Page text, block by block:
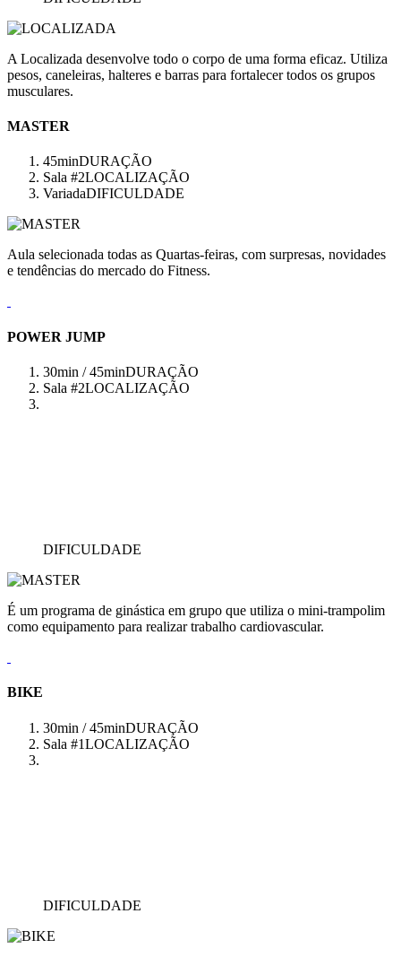
A Localizada desenvolve todo o corpo de uma forma eficaz. Utiliza
pesos, caneleiras, halteres e barras para fortalecer todos os grupos
musculares.
MASTER
45minDURAÇÃO
Sala #2LOCALIZAÇÃO
VariadaDIFICULDADE
Aula selecionada todas as Quartas-feiras, com surpresas, novidades
e tendências do mercado do Fitness.
POWER JUMP
30min / 45minDURAÇÃO
Sala #2LOCALIZAÇÃO
DIFICULDADE
É um programa de ginástica em grupo que utiliza o mini-trampolim
como equipamento para realizar trabalho cardiovascular.
BIKE
30min / 45minDURAÇÃO
Sala #1LOCALIZAÇÃO
DIFICULDADE